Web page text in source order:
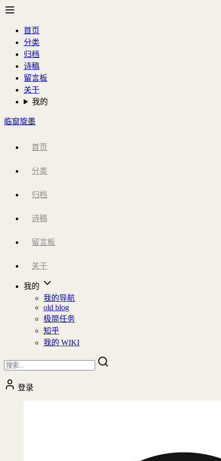
首页
分类
归档
诗稿
留言板
关于
我的
临窗旋墨
首页
分类
归档
诗稿
留言板
关于
我的
我的导航
old blog
极简任务
知乎
我的 WIKI
登录